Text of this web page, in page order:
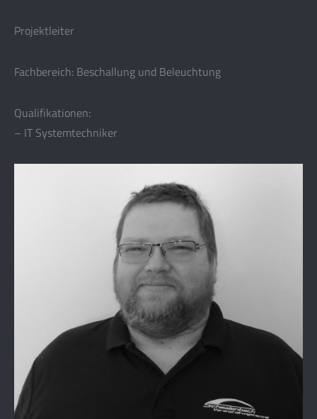
Projektleiter
Fachbereich: Beschallung und Beleuchtung
Qualifikationen:
– IT Systemtechniker